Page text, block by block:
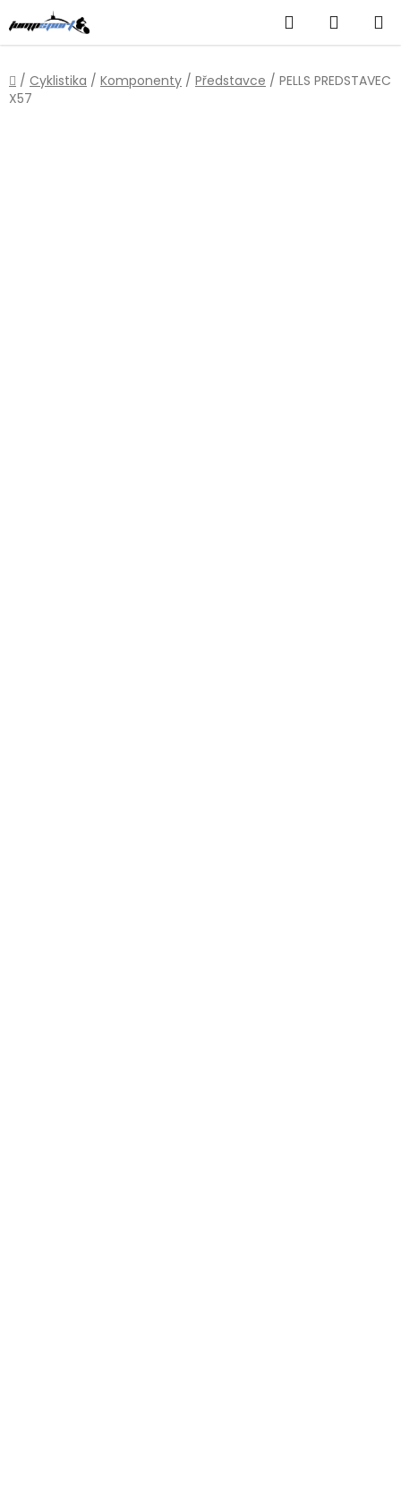
na
obsah
Hledat
KOŠÍK
Domů
/ Cyklistika / Komponenty / Představce / PELLS PREDSTAVEC
X57